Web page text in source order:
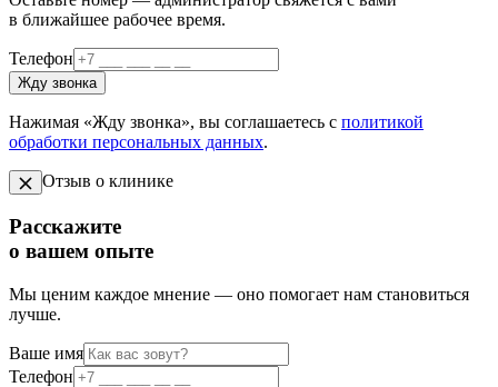
в ближайшее рабочее время.
Телефон
Жду звонка
Нажимая «Жду звонка», вы соглашаетесь с политикой
обработки персональных данных.
Отзыв о клинике
Расскажите
о вашем опыте
Мы ценим каждое мнение — оно помогает нам становиться
лучше.
Ваше имя
Телефон